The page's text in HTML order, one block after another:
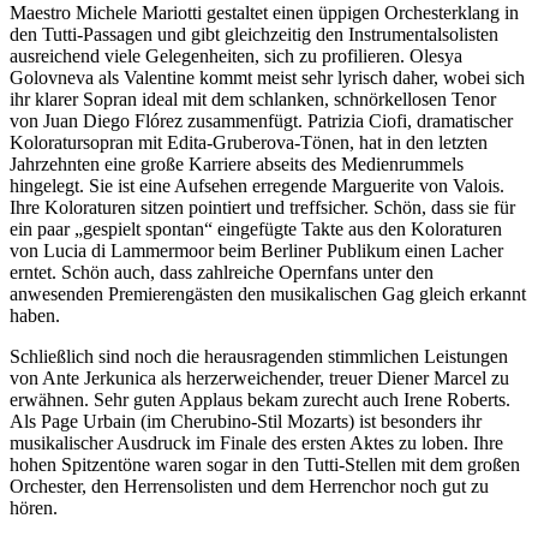
Maestro Michele Mariotti gestaltet einen üppigen Orchesterklang in
den Tutti-Passagen und gibt gleichzeitig den Instrumentalsolisten
ausreichend viele Gelegenheiten, sich zu profilieren. Olesya
Golovneva als Valentine kommt meist sehr lyrisch daher, wobei sich
ihr klarer Sopran ideal mit dem schlanken, schnörkellosen Tenor
von Juan Diego Flórez zusammenfügt. Patrizia Ciofi, dramatischer
Koloratursopran mit Edita-Gruberova-Tönen, hat in den letzten
Jahrzehnten eine große Karriere abseits des Medienrummels
hingelegt. Sie ist eine Aufsehen erregende Marguerite von Valois.
Ihre Koloraturen sitzen pointiert und treffsicher. Schön, dass sie für
ein paar „gespielt spontan“ eingefügte Takte aus den Koloraturen
von Lucia di Lammermoor beim Berliner Publikum einen Lacher
erntet. Schön auch, dass zahlreiche Opernfans unter den
anwesenden Premierengästen den musikalischen Gag gleich erkannt
haben.
Schließlich sind noch die herausragenden stimmlichen Leistungen
von Ante Jerkunica als herzerweichender, treuer Diener Marcel zu
erwähnen. Sehr guten Applaus bekam zurecht auch Irene Roberts.
Als Page Urbain (im Cherubino-Stil Mozarts) ist besonders ihr
musikalischer Ausdruck im Finale des ersten Aktes zu loben. Ihre
hohen Spitzentöne waren sogar in den Tutti-Stellen mit dem großen
Orchester, den Herrensolisten und dem Herrenchor noch gut zu
hören.